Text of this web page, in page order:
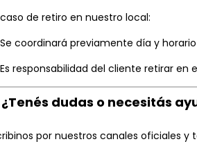
de retiro en nuestro local:
Se coordinará previamente día y
Es responsabilidad del cliente retirar en
¿Tenés dudas o necesitás
por nuestros canales oficiales